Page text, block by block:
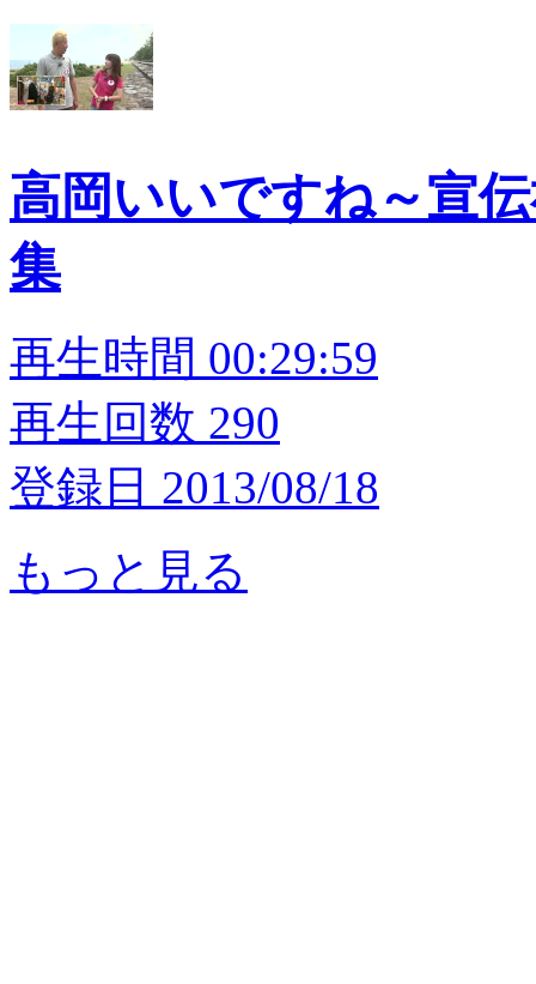
高岡いいですね～宣
集
再生時間 00:29:59
再生回数 290
登録日 2013/08/18
もっと見る